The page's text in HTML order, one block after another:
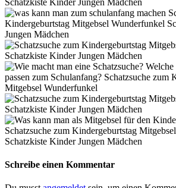
Schreibe einen Kommentar